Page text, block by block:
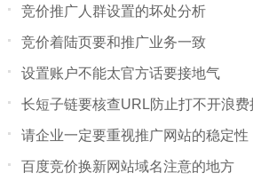
竞价推广人群设置的坏处分析
竞价着陆页要和推广业务一致
设置账户不能太官方话要接地气
长短子链要核查URL防止打不开浪费
请企业一定要重视推广网站的稳定性
百度竞价换新网站域名注意的地方